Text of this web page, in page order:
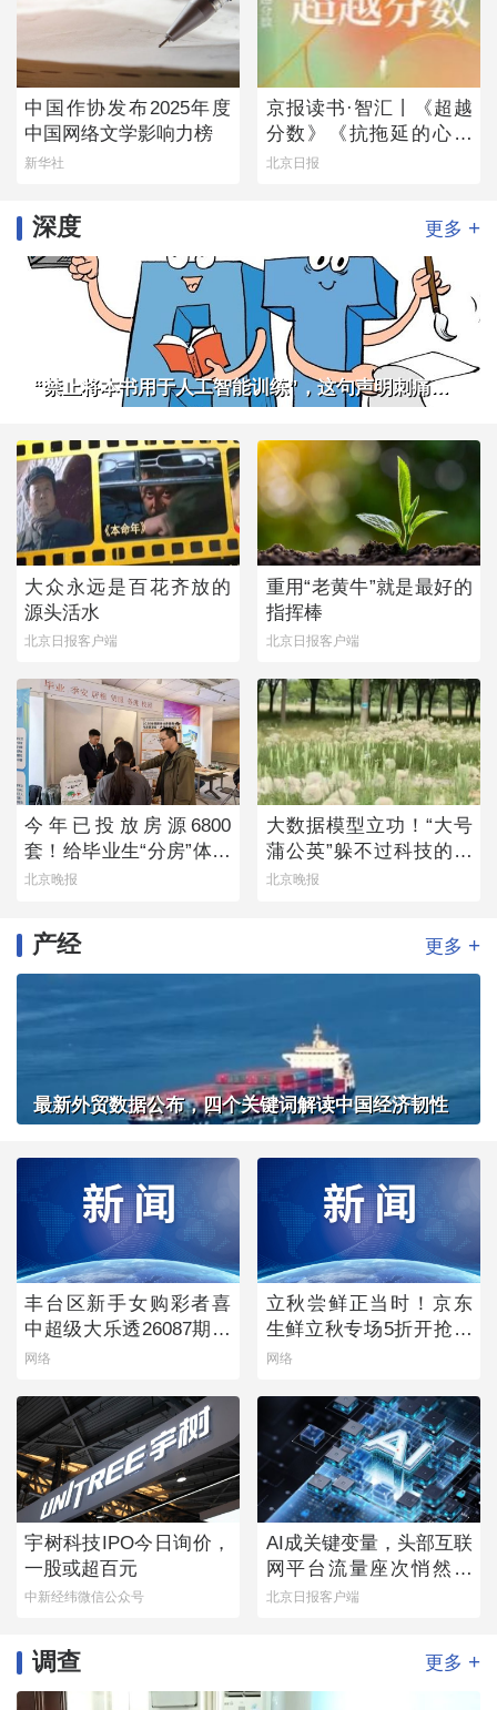
中国作协发布2025年度
中国网络文学影响力榜
新华社
京报读书·智汇丨《超越
分数》《抗拖延的心理
学》《物理学的第一次
北京日报
深度 更多 +
“禁止将本书用于人工智能训练”，这句声明刺痛了谁
大众永远是百花齐放的
源头活水
北京日报客户端
重用“老黄牛”就是最好的
指挥棒
北京日报客户端
今年已投放房源6800
套！给毕业生“分房”体现
留人诚意
北京晚报
大数据模型立功！“大号
蒲公英”躲不过科技的火
眼金睛
北京晚报
产经 更多 +
最新外贸数据公布，四个关键词解读中国经济韧性
丰台区新手女购彩者喜
中超级大乐透26087期一
等奖
网络
立秋尝鲜正当时！京东
生鲜立秋专场5折开抢，
承包你的秋日餐桌
网络
宇树科技IPO今日询价，
一股或超百元
中新经纬微信公众号
AI成关键变量，头部互联
网平台流量座次悄然生
变
北京日报客户端
调查 更多 +